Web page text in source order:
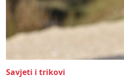
Savjeti i trikovi